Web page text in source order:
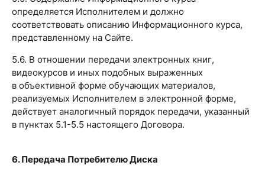
определяется Исполнителем и должно
соответствовать описанию Информационного курса,
представленному на Сайте.
5.6. В отношении передачи электронных книг,
видеокурсов и иных подобных выраженных
в объективной форме обучающих материалов,
реализуемых Исполнителем в электронной форме,
действует аналогичный порядок передачи, указанный
в пунктах 5.1-5.5 настоящего Договора.
6. Передача Потребителю Диска